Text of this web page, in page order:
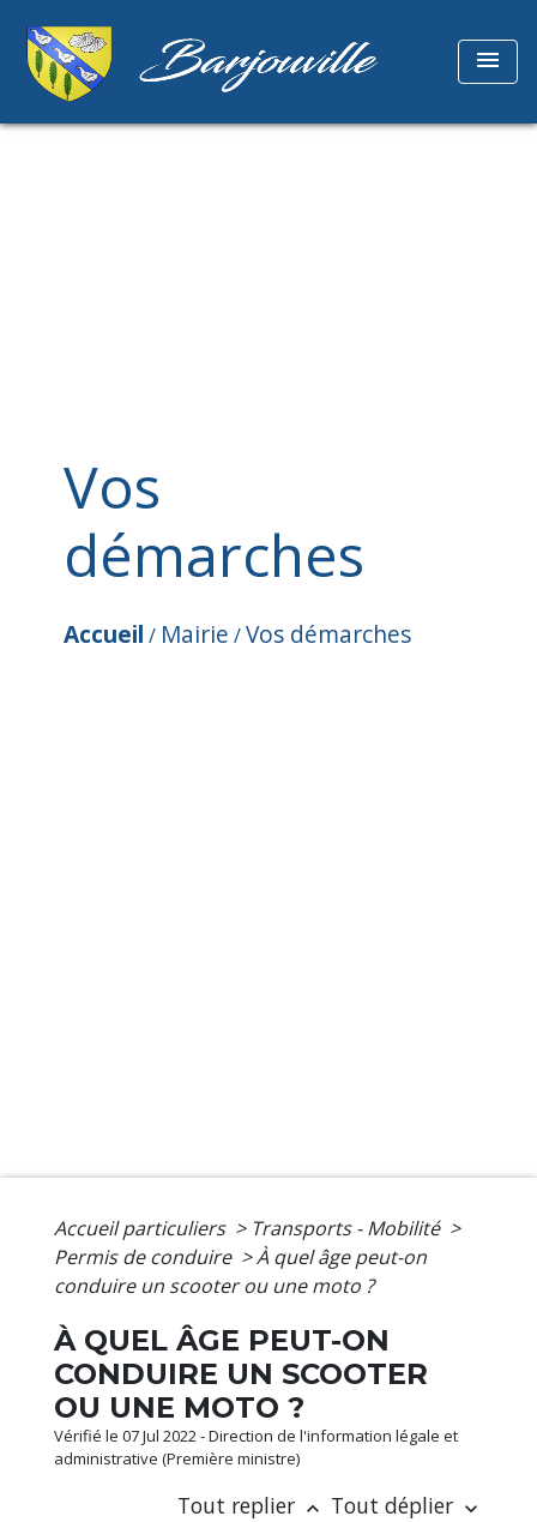
menu
Vos
démarches
Accueil / Mairie /Vos démarches
Accueil particuliers > Transports - Mobilité >
Permis de conduire >À quel âge peut-on
conduire un scooter ou une moto ?
À QUEL ÂGE PEUT-ON
CONDUIRE UN SCOOTER
OU UNE MOTO ?
Vérifié le 07 Jul 2022 - Direction de l'information légale et
administrative (Première ministre)
Tout replier keyboard_arrow_up Tout déplier keyboard_arrow_down